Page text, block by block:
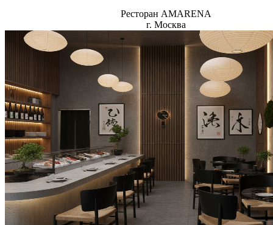
Ресторан AMARENA
г. Москва